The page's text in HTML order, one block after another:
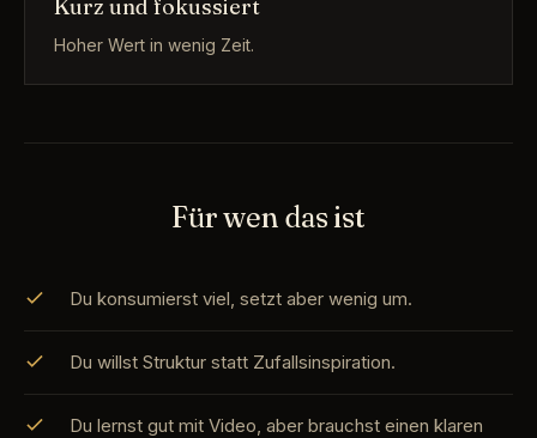
Kurz und fokussiert
Hoher Wert in wenig Zeit.
Für wen das ist
Du konsumierst viel, setzt aber wenig um.
Du willst Struktur statt Zufallsinspiration.
Du lernst gut mit Video, aber brauchst einen klaren